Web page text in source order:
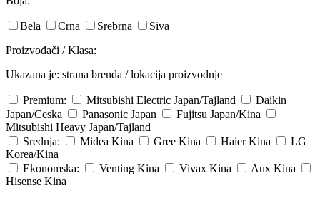
Bela Crna Srebrna
Siva
Proizvođači / Klasa:
Ukazana je: strana brenda / lokacija proizvodnje
Premium: Mitsubishi Electric Japan/Tajland
Daikin
Japan/Ceska
Panasonic Japan Fujitsu Japan/Kina
Mitsubishi Heavy Japan/Tajland
Srednja:
Midea Kina Gree Kina Haier Kina
LG
Korea/Kina
Ekonomska:
Venting Kina Vivax Kina Aux Kina
Hisense Kina